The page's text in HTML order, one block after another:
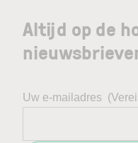
Altijd op de
Uw e-mailadres